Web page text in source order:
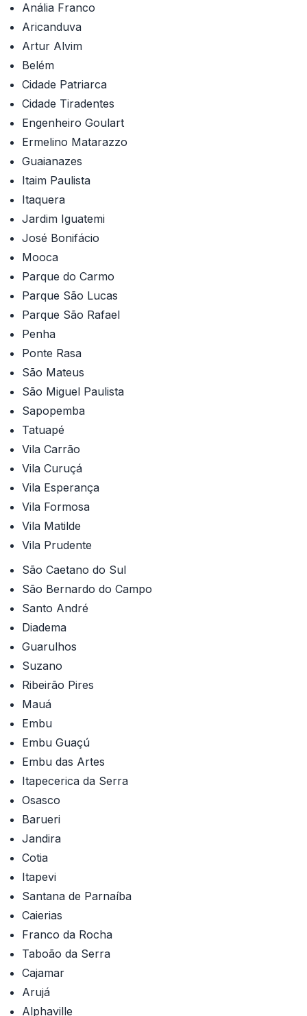
Anália Franco
Aricanduva
Artur Alvim
Belém
Cidade Patriarca
Cidade Tiradentes
Engenheiro Goulart
Ermelino Matarazzo
Guaianazes
Itaim Paulista
Itaquera
Jardim Iguatemi
José Bonifácio
Mooca
Parque do Carmo
Parque São Lucas
Parque São Rafael
Penha
Ponte Rasa
São Mateus
São Miguel Paulista
Sapopemba
Tatuapé
Vila Carrão
Vila Curuçá
Vila Esperança
Vila Formosa
Vila Matilde
Vila Prudente
São Caetano do Sul
São Bernardo do Campo
Santo André
Diadema
Guarulhos
Suzano
Ribeirão Pires
Mauá
Embu
Embu Guaçú
Embu das Artes
Itapecerica da Serra
Osasco
Barueri
Jandira
Cotia
Itapevi
Santana de Parnaíba
Caierias
Franco da Rocha
Taboão da Serra
Cajamar
Arujá
Alphaville